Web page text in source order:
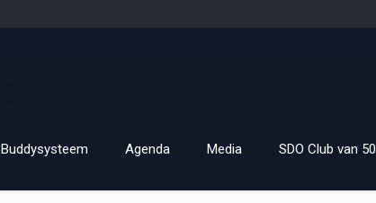
Buddysysteem Agenda Media SDO Club van 50